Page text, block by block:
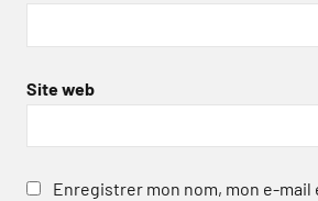
Site web
Enregistrer mon nom, mon e-mail